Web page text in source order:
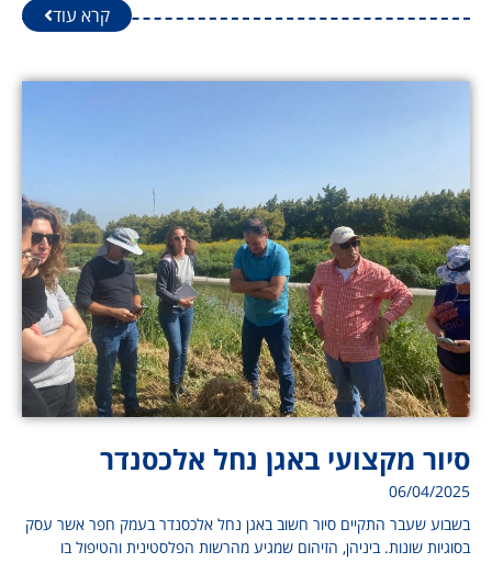
קרא עוד
סיור מקצועי באגן נחל אלכסנדר
06/04/2025
בשבוע שעבר התקיים סיור חשוב באגן נחל אלכסנדר בעמק חפר אשר עסק
בסוגיות שונות. ביניהן, הזיהום שמגיע מהרשות הפלסטינית והטיפול בו